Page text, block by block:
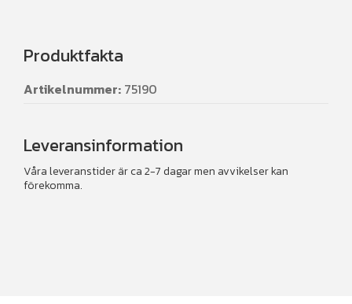
Produktfakta
Artikelnummer: 75190
Leveransinformation
Våra leveranstider är ca 2-7 dagar men avvikelser kan
förekomma.